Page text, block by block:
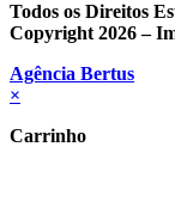
Todos os Direitos
Copyright 2026 –
Agência Bertus
×
Carrinho